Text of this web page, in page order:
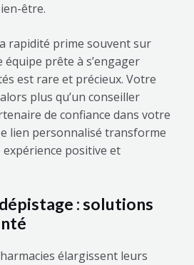
être.
rapidité prime souvent sur
équipe prête à s’engager
est rare et précieux. Votre
plus qu’un conseiller
de confiance dans votre
lien personnalisé transforme
positive et
: solutions
élargissent leurs